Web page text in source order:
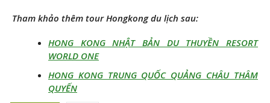
Tham khảo thêm tour Hongkong du lịch sau:
HONG KONG NHẬT BẢN DU THUYỀN RESORT
WORLD ONE
HONG KONG TRUNG QUỐC QUẢNG CHÂU THÂM
QUYẾN